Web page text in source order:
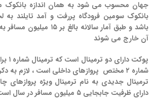
جهان محسوب می شود به همان اندازه بانکوک
بانکوک سومین فرودگاه پررفت و آمد تایلند به
باشد و طبق آمار سالانه بالغ
آن خارج می شوند
پوکت
ترمینال جدیدی به نام ترمینال ویژه پروازهای
دارای ظرفیت جابجایی ۵ میلیون مسافر در سال است.